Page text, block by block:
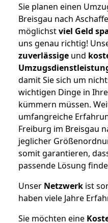
Sie planen einen
Breisgau nach
möglichstviel Geld
uns genau richtig!
zuverlässige und
damit Sie sich um
wichtigen Dinge in
kümmern müssen.
umfangreiche
Freiburg im Breisgau
jeglicher
somit garantieren,
passende Lösung
Unser Netzwerk ist
haben viele Jahre
Sie möchten eine